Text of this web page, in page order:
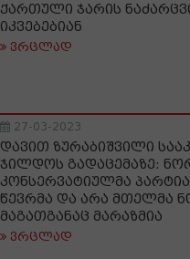
ქართული ჯარის
იკვებებიან
ვრცლად
27-03-2023
დავით ზურაბიშვილი
ჯილდოს გადაცემაზე:
კონსერვატიულმა
წევრმა და არა მთელმა
მაგათგანაც მარაზმია
ვრცლად